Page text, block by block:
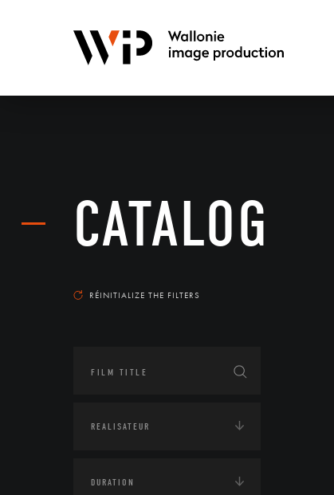
CATALOG
RÉINITIALIZE THE FILTERS